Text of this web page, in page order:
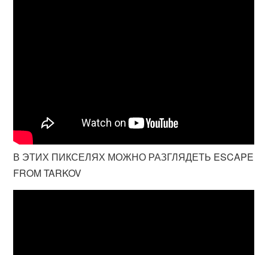
В ЭТИХ ПИКСЕЛЯХ МОЖНО РАЗГЛЯДЕТЬ ESCAPE
FROM TARKOV